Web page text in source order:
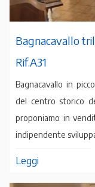
Bagnacavallo
Rif.A31
Bagnacavallo in
del centro storico
proponiamo in
indipendente
Leggi